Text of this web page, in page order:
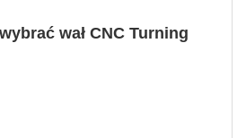
wał CNC Turning